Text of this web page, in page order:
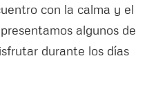
con la calma y el
algunos de
durante los días